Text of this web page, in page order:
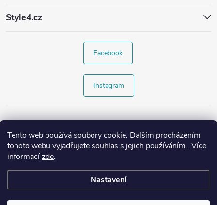
Tento web používá soubory cookie. Dalším procházením
tohoto webu vyjadřujete souhlas s jejich používáním.. Více
informacízde.
Nastavení
Style4.cz
Facebook
Instagram
Copyright 2026Style4.cz. Všechna práva vyhrazena.